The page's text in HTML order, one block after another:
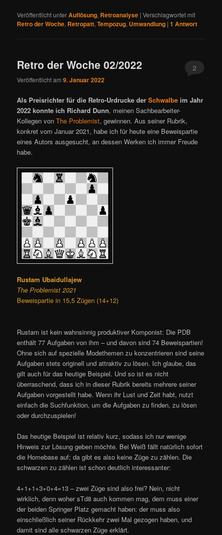
Veröffentlicht unterAuflösung, Retroanalyse |Verschlagwortet mit
Retro der Woche, Retropatt,Tempozug, Umwandlung |1 Antwort
Retro der Woche 02/2022
Veröffentlicht am9. Januar 2022
2
Als Preisrichter für die Retro-Urdrucke derSchwalbe im Jahr
2022 konnte ich Richard Dunn, meinen Sachbearbeiter-
Kollegen vonThe Problemist, gewinnen. Aus seiner Rubrik,
konkret vom Januar 2021, habe ich für heute eine Beweispartie
eines Autors ausgesucht, an dessen Werken ich immer Freude
habe.
Rustam Ubaidullajew
The Problemist 2021
Beweispartie in 15,5 Zügen (14+12)
Rustam ist kein wahnsinnig produktiver Komponist: Die PDB
enthält 77 Aufgaben von ihm – und davon sind 74 Beweispartien!
Ohne sich auf spezielle Modethemen zu konzentrieren sind seine
Aufgaben stets originell und attraktiv zu lösen. Ich glaube, das
gilt auch für das heutige Beispiel. Und so ist es nicht
überraschend, dass ich in dieser Rubrik bereits mehrere seiner
Aufgaben vorgestellt habe. Wenn ihr Lust und Zeit habt, nutzt
einfach die Suchfunktion, um die Aufgaben zu finden, zu lösen
oder durchzuspielen!
Das heutige Beispiel ist relativ kurz, sodass ich nur wenige
Hinweis zur Lösung geben möchte. Bei Weiß fällt natürlich sofort
die Homebase auf; da gibt es also keine Züge zu zählen. Die
schwarzen zu zählen ist schon deutlich interessanter:
4+1+1+3+0+4=13 – zwei Züge sind also frei? Nein, nicht
wirklich, denn woher sTd8 auch kommen mag, dem muss einer
der beiden Springer Platz gemacht haben: der muss also
einschließlich seiner Rückkehr zwei Mal gezogen haben, und
damit sind alle schwarzen Züge erklärt.